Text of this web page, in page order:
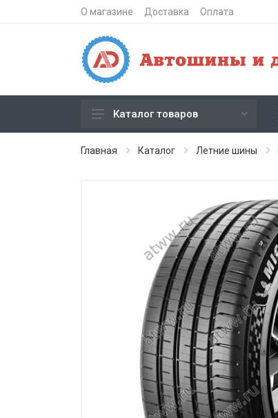
О магазине Доставка Оплата
Зимние шипованные шины
Штампованные диски
Кованые диски
Каталог товаров
Главная Каталог Летние шины